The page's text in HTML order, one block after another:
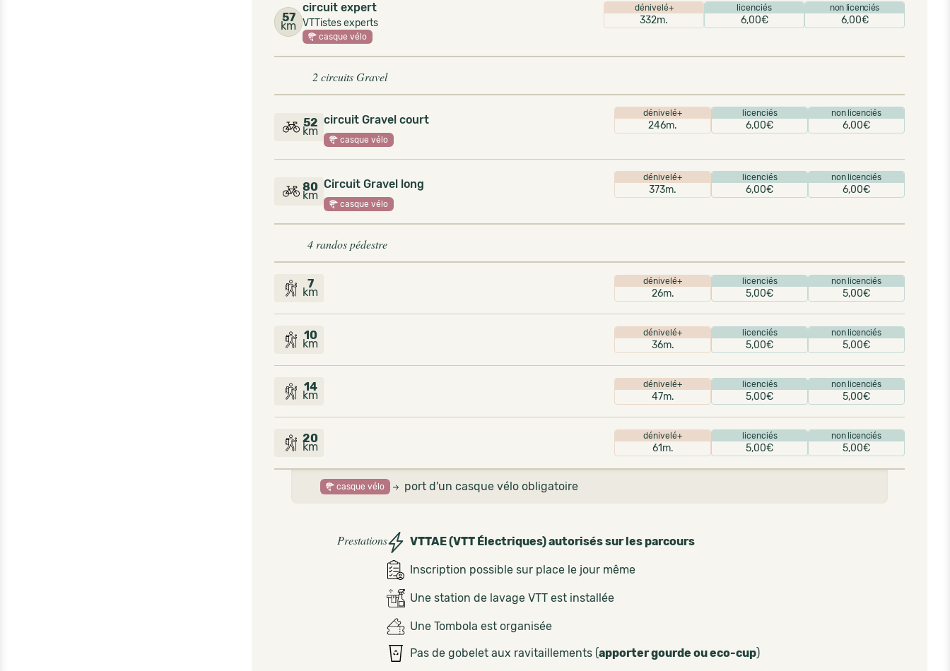
57
km
circuit expert
VTTistes experts
dénivelé+
332m.
licenciés
6,00€
non licenciés
6,00€
casque vélo
2 circuits Gravel
52
km
circuit Gravel court dénivelé+
246m.
licenciés
6,00€
non licenciés
6,00€
casque vélo
80
km
Circuit Gravel long dénivelé+
373m.
licenciés
6,00€
non licenciés
6,00€
casque vélo
4 randos pédestre
7
km
dénivelé+
26m.
licenciés
5,00€
non licenciés
5,00€
10
km
dénivelé+
36m.
licenciés
5,00€
non licenciés
5,00€
14
km
dénivelé+
47m.
licenciés
5,00€
non licenciés
5,00€
20
km
dénivelé+
61m.
licenciés
5,00€
non licenciés
5,00€
casque vélo port d'un casque vélo obligatoire
Prestations VTTAE (VTT Électriques) autorisés sur les parcours
Inscription possible sur place le jour même
Une station de lavage VTT est installée
Une Tombola est organisée
Pas de gobelet aux ravitaillements (apporter gourde ou eco-cup)